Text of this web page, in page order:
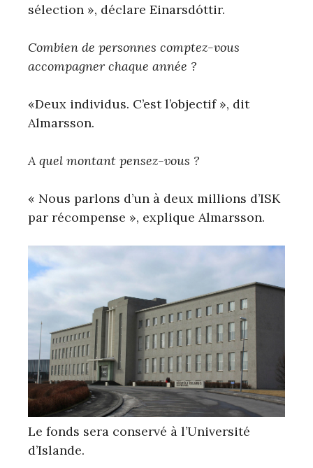
sélection », déclare Einarsdóttir.
Combien de personnes comptez-vous
accompagner chaque année ?
«Deux individus. C’est l’objectif », dit
Almarsson.
A quel montant pensez-vous ?
« Nous parlons d’un à deux millions d’ISK
par récompense », explique Almarsson.
Le fonds sera conservé à l’Université
d’Islande.